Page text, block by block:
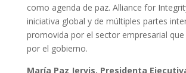
como agenda de paz. Alliance for
iniciativa global y de múltiples partes
promovida por el sector empresarial que
por el gobierno.
María Paz Jervis, Presidenta